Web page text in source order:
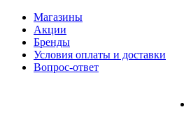
Магазины
Акции
Бренды
Условия оплаты и доставки
Вопрос-ответ